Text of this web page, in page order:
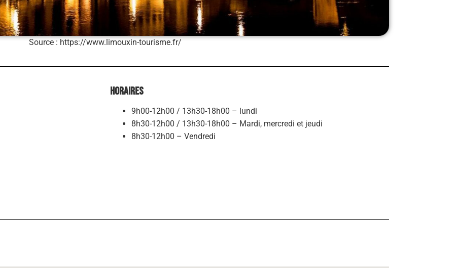
Source : https://www.limouxin-tourisme.fr/
Horaires
9h00-12h00 / 13h30-18h00 – lundi
8h30-12h00 / 13h30-18h00 – Mardi, mercredi et jeudi
8h30-12h00 – Vendredi